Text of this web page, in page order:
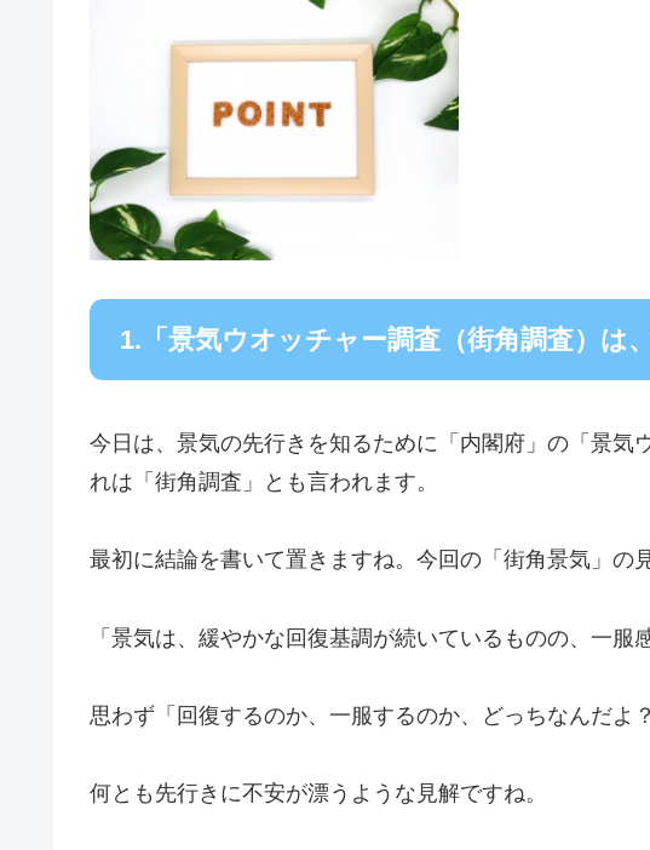
1.「景気ウオッチャー調査（街角調査）は
今日は、景気の先行きを知るために「内閣府」の「景気
れは「街角調査」とも言われます。
最初に結論を書いて置きますね。今回の「街角景気」の
「景気は、緩やかな回復基調が続いているものの、一服
思わず「回復するのか、一服するのか、どっちなんだよ
何とも先行きに不安が漂うような見解ですね。